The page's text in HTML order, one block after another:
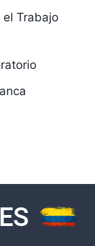
el Trabajo